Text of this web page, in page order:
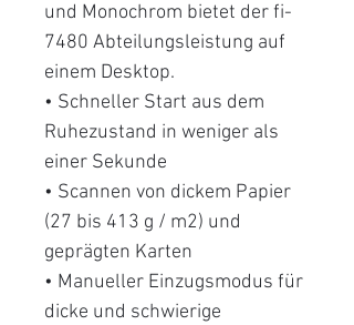
und Monochrom bietet der fi-
7480 Abteilungsleistung auf
einem Desktop.
• Schneller Start aus dem
Ruhezustand in weniger als
einer Sekunde
• Scannen von dickem Papier
(27 bis 413 g / m2) und
geprägten Karten
• Manueller Einzugsmodus für
dicke und schwierige